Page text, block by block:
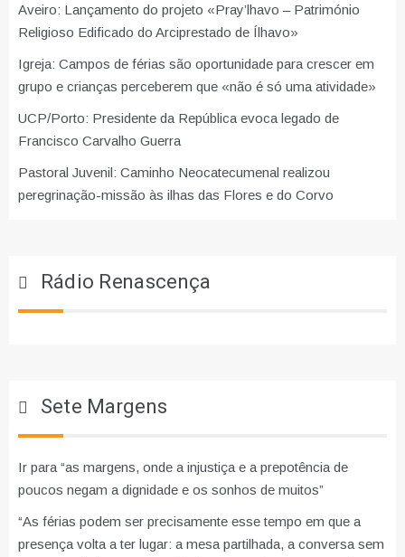
Aveiro: Lançamento do projeto «Pray’lhavo – Património
Religioso Edificado do Arciprestado de Ílhavo»
Igreja: Campos de férias são oportunidade para crescer em
grupo e crianças perceberem que «não é só uma atividade»
UCP/Porto: Presidente da República evoca legado de
Francisco Carvalho Guerra
Pastoral Juvenil: Caminho Neocatecumenal realizou
peregrinação-missão às ilhas das Flores e do Corvo
Rádio Renascença
Sete Margens
Ir para “as margens, onde a injustiça e a prepotência de
poucos negam a dignidade e os sonhos de muitos”
“As férias podem ser precisamente esse tempo em que a
presença volta a ter lugar: a mesa partilhada, a conversa sem